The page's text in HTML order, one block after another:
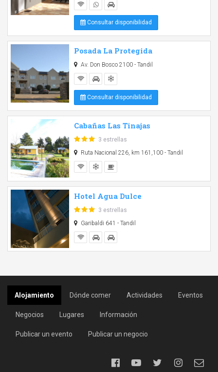
Consultar disponibilidad
Posada La Protegida
Av. Don Bosco 2100 - Tandil
Consultar disponibilidad
Cabañas Las Tinajas
3 estrellas
Ruta Nacional 226, km 161,100 - Tandil
Hotel Agua Dulce
3 estrellas
Garibaldi 641 - Tandil
Alojamiento Dónde comer Actividades Eventos
Negocios Lugares Información
Publicar un evento Publicar un negocio